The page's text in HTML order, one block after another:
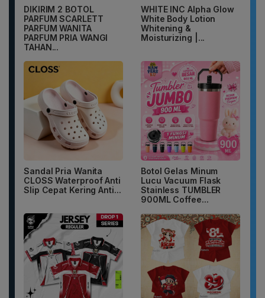
DIKIRIM 2 BOTOL
PARFUM SCARLETT
PARFUM WANITA
PARFUM PRIA WANGI
TAHAN...
WHITE INC Alpha Glow
White Body Lotion
Whitening &
Moisturizing |...
Sandal Pria Wanita
CLOSS Waterproof Anti
Slip Cepat Kering Anti...
Botol Gelas Minum
Lucu Vacuum Flask
Stainless TUMBLER
900ML Coffee...